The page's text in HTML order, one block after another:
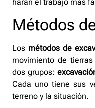
harán el trabajo más
Métodos
Los métodos de
movimiento de
dos grupos:
Cada uno tiene sus
terreno y la situación.